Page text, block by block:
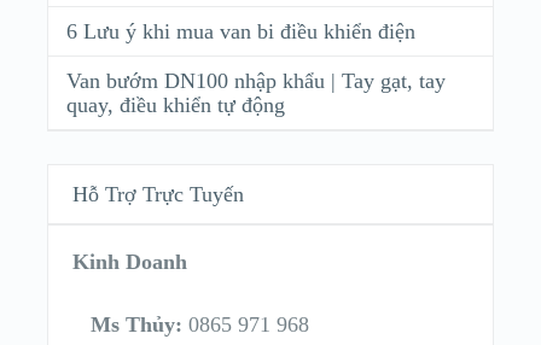
6 Lưu ý khi mua van bi điều khiển điện
Van bướm DN100 nhập khẩu | Tay gạt, tay
quay, điều khiển tự động
Hỗ Trợ Trực Tuyến
Kinh Doanh
Ms Thủy: 0865 971 968